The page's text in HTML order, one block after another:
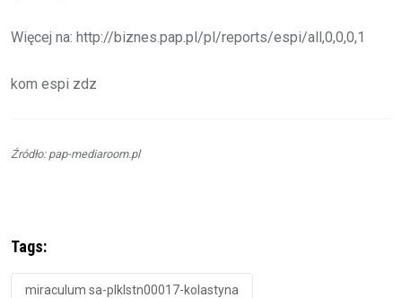
Więcej na: http://biznes.pap.pl/pl/reports/espi/all,0,0,0,1
kom espi zdz
Źródło: pap-mediaroom.pl
Tags:
miraculum sa-plklstn00017-kolastyna